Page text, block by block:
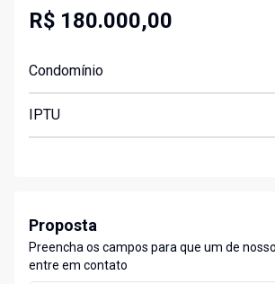
R$ 180.000,00
Condomínio
IPTU
Proposta
Preencha os campos para que um de
entre em contato